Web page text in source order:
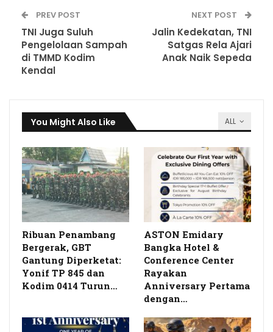
PREV POST
TNI Juga Suluh
Pengelolaan Sampah
di TMMD Kodim
Kendal
NEXT POST
Jalin Kedekatan, TNI
Satgas Rela Ajari
Anak Naik Sepeda
ALL
You Might Also Like
Ribuan Penambang
Bergerak, GBT
Gantung Diperketat:
Yonif TP 845 dan
Kodim 0414 Turun…
ASTON Emidary
Bangka Hotel &
Conference Center
Rayakan
Anniversary Pertama
dengan…